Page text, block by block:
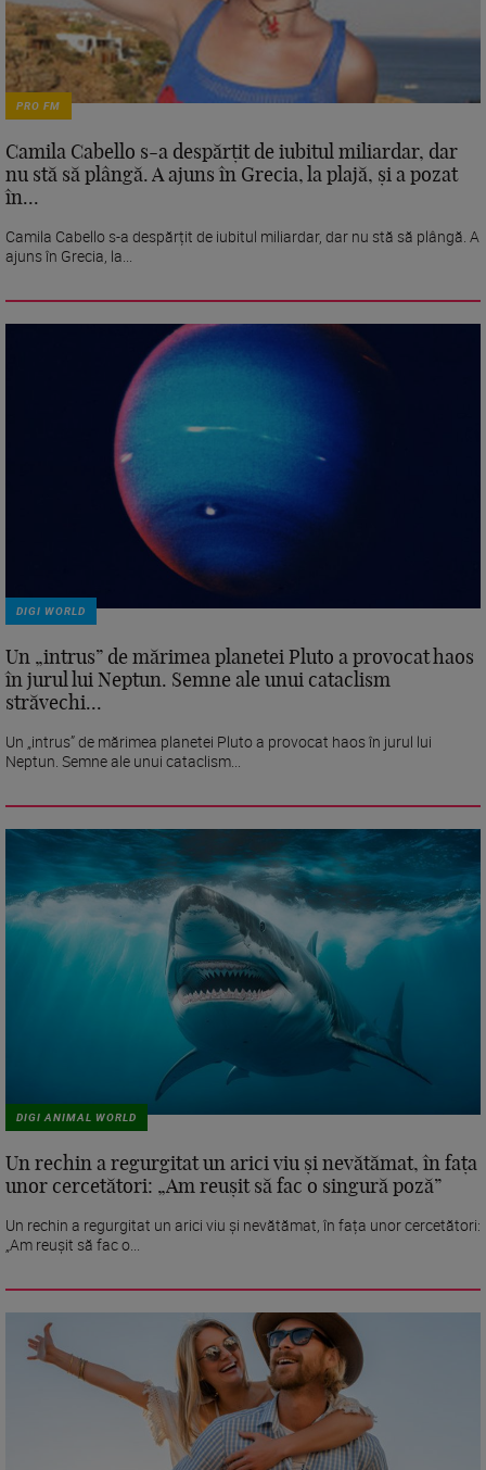
PRO FM
Camila Cabello s-a despărțit de iubitul miliardar, dar
nu stă să plângă. A ajuns în Grecia, la plajă, și a pozat
în...
Camila Cabello s-a despărțit de iubitul miliardar, dar nu stă să plângă. A
ajuns în Grecia, la...
DIGI WORLD
Un „intrus” de mărimea planetei Pluto a provocat haos
în jurul lui Neptun. Semne ale unui cataclism
străvechi...
Un „intrus” de mărimea planetei Pluto a provocat haos în jurul lui
Neptun. Semne ale unui cataclism...
DIGI ANIMAL WORLD
Un rechin a regurgitat un arici viu și nevătămat, în fața
unor cercetători: „Am reușit să fac o singură poză”
Un rechin a regurgitat un arici viu și nevătămat, în fața unor cercetători:
„Am reușit să fac o...